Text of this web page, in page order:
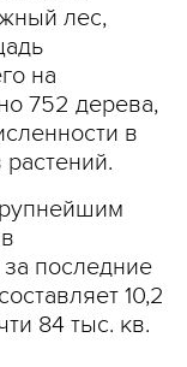
лес,
на
752 дерева,
в
последние
10,2
84 тыс. кв.